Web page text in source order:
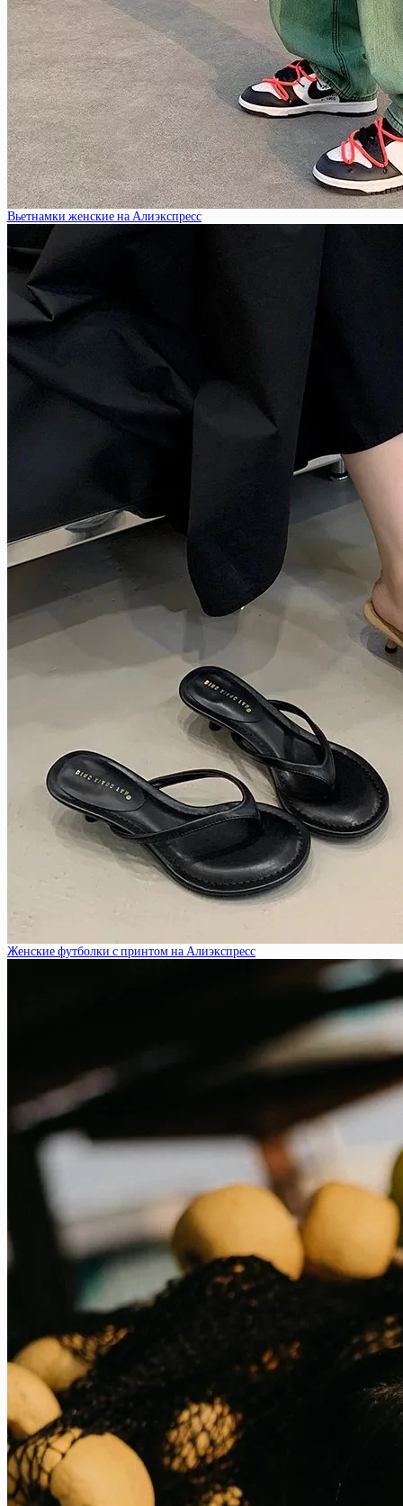
Вьетнамки женские на Алиэкспресс
Женские футболки с принтом на Алиэкспресс